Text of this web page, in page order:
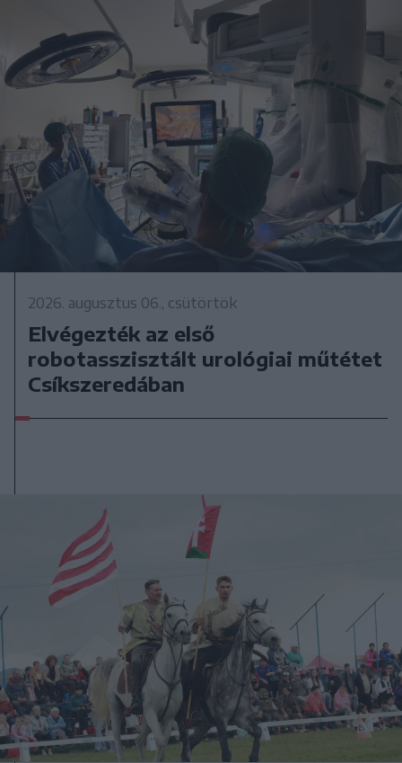
2026. augusztus 06., csütörtök
Elvégezték az első
robotasszisztált urológiai műtétet
Csíkszeredában